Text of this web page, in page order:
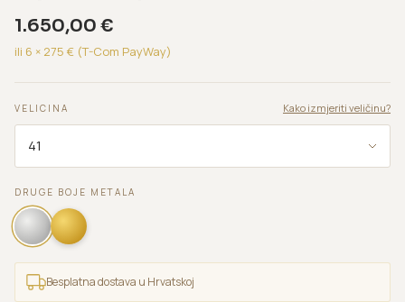
1.650,00 €
ili 6 × 275 € (T-Com PayWay)
VELICINA Kako izmjeriti veličinu?
DRUGE BOJE METALA
Besplatna dostava u Hrvatskoj